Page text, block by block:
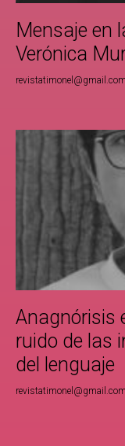
Mensaje en
Verónica
revistatimonel@gmail.com
Anagnórisis
ruido de las
del lenguaje
revistatimonel@gmail.com